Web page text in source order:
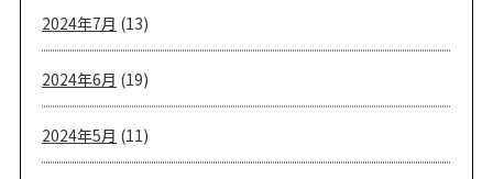
2024年7月 (13)
2024年6月 (19)
2024年5月 (11)